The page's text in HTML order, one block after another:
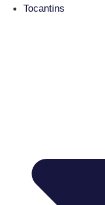
Tocantins